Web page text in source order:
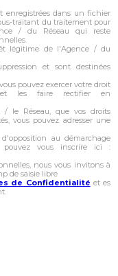
enregistrées dans un fichier
traitant du traitement pour
/ du Réseau qui reste
légitime de l'Agence / du
et sont destinées
pouvez exercer votre droit
et les faire rectifier en
/ le Réseau, que vos droits
vous pouvez adresser une
au démarchage
pouvez vous inscrire ici :
nous vous invitons à
de saisie libre
de Confidentialité et es